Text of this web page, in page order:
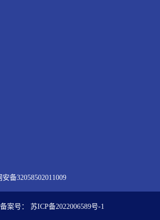
备32058502011009
案号： 苏ICP备2022006589号-1